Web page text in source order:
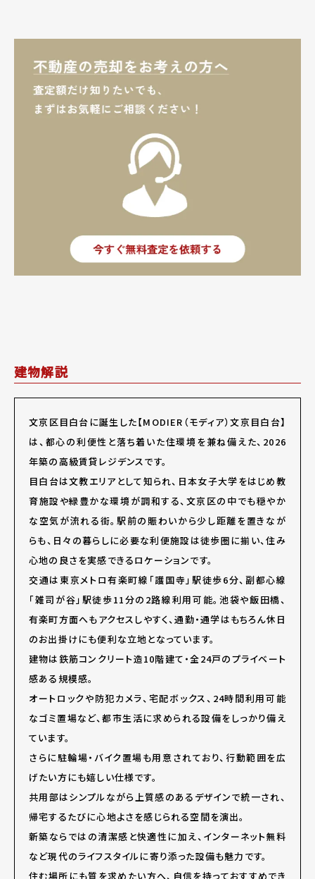
建物解説
文京区目白台に誕生した【MODIER（モディア）文京目白台】
は、都心の利便性と落ち着いた住環境を兼ね備えた、2026
年築の高級賃貸レジデンスです。
目白台は文教エリアとして知られ、日本女子大学をはじめ教
育施設や緑豊かな環境が調和する、文京区の中でも穏やか
な空気が流れる街。駅前の賑わいから少し距離を置きなが
らも、日々の暮らしに必要な利便施設は徒歩圏に揃い、住み
心地の良さを実感できるロケーションです。
交通は東京メトロ有楽町線「護国寺」駅徒歩6分、副都心線
「雑司が谷」駅徒歩11分の2路線利用可能。池袋や飯田橋、
有楽町方面へもアクセスしやすく、通勤・通学はもちろん休日
のお出掛けにも便利な立地となっています。
建物は鉄筋コンクリート造10階建て・全24戸のプライベート
感ある規模感。
オートロックや防犯カメラ、宅配ボックス、24時間利用可能
なゴミ置場など、都市生活に求められる設備をしっかり備え
ています。
さらに駐輪場・バイク置場も用意されており、行動範囲を広
げたい方にも嬉しい仕様です。
共用部はシンプルながら上質感のあるデザインで統一され、
帰宅するたびに心地よさを感じられる空間を演出。
新築ならではの清潔感と快適性に加え、インターネット無料
など現代のライフスタイルに寄り添った設備も魅力です。
住む場所にも質を求めたい方へ、自信を持っておすすめでき